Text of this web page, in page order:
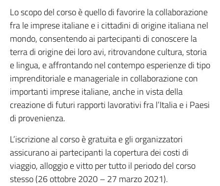
Lo scopo del corso è quello di favorire la collaborazione
fra le imprese italiane e i cittadini di origine italiana nel
mondo, consentendo ai partecipanti di conoscere la
terra di origine dei loro avi, ritrovandone cultura, storia
e lingua, e affrontando nel contempo esperienze di tipo
imprenditoriale e manageriale in collaborazione con
importanti imprese italiane, anche in vista della
creazione di futuri rapporti lavorativi fra l’Italia e i Paesi
di provenienza.
L’iscrizione al corso è gratuita e gli organizzatori
assicurano ai partecipanti la copertura dei costi di
viaggio, alloggio e vitto per tutto il periodo del corso
stesso (26 ottobre 2020 – 27 marzo 2021).